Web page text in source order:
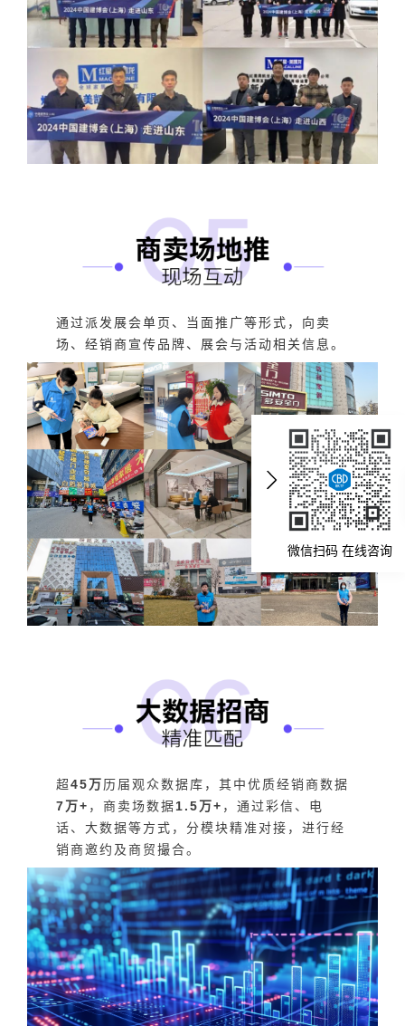
通过派发展会单页、当面推广等形式，向卖
场、经销商宣传品牌、展会与活动相关信息。
超45万历届观众数据库，其中优质经销商数据
7万+ ，商卖场数据1.5万+ ，通过彩信、电
话、大数据等方式，分模块精准对接，进行经
销商邀约及商贸撮合。
微信扫码 在线咨询